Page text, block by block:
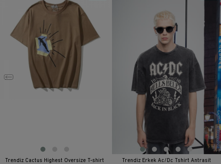
Trendiz Cactus Highest Oversize T-shirt
Trendiz Erkek Ac/Dc Tshirt Antrasit